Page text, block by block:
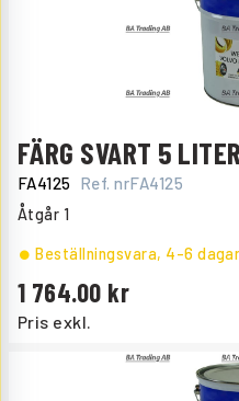
FÄRG SVART 5 LITER
FA4125 Ref. nrFA4125
Åtgår 1
Pris exkl.
1 764.00
Beställningsvara, 4-6 dagar